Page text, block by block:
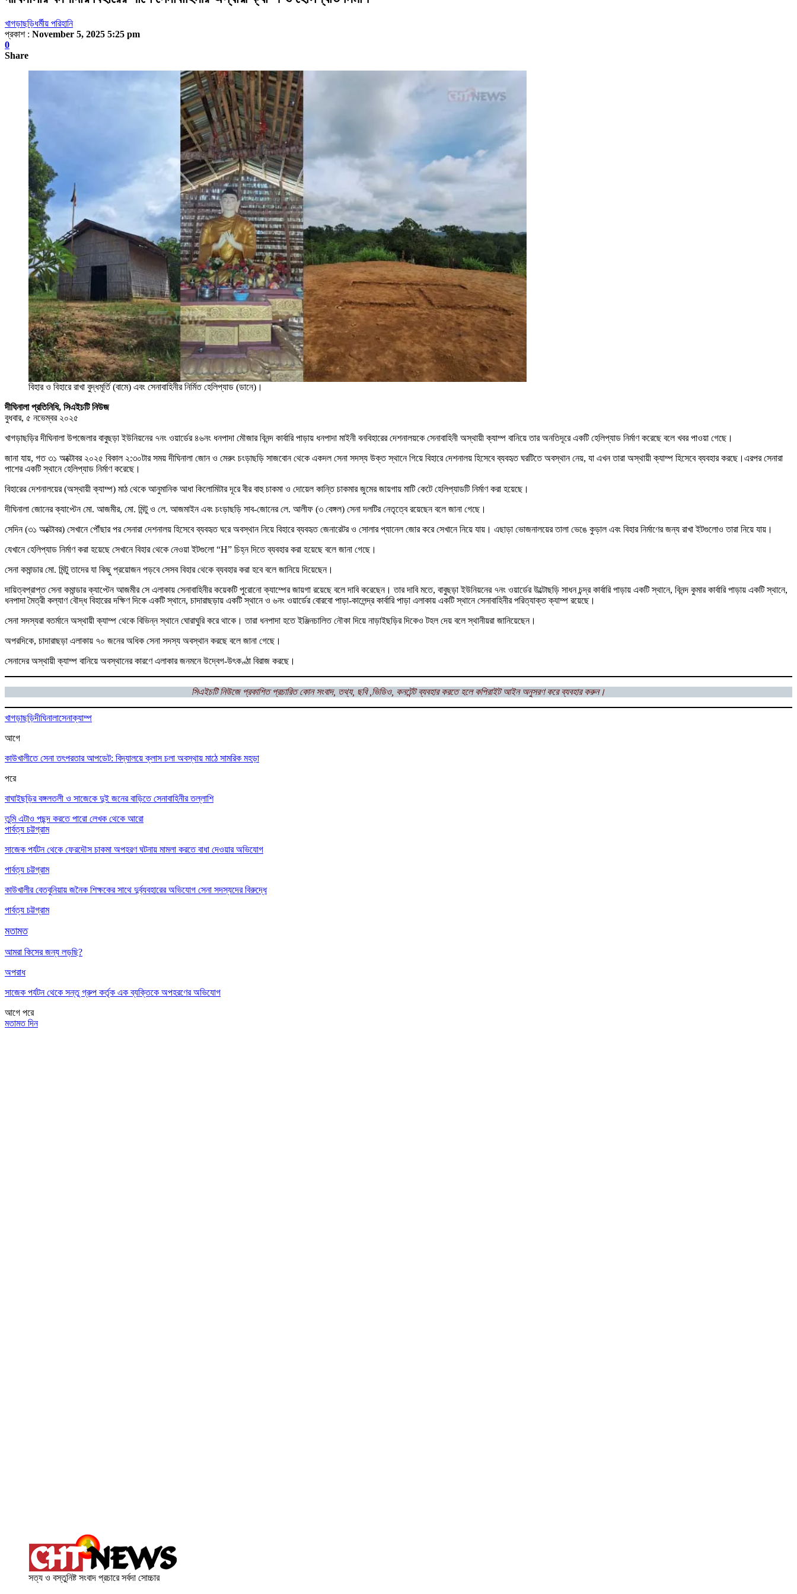
খাগড়াছড়িধর্মীয় পরিহানি
প্রকাশ : November 5, 2025 5:25 pm
0
Share
বিহার ও বিহারে রাখা বুদ্ধমূর্তি (বামে) এবং সেনাবাহিনীর নির্মিত হেলিপ্যাড (ডানে)।
দীঘিনালা প্রতিনিধি, সিএইচটি নিউজ
বুধবার, ৫ নভেম্বর ২০২৫
খাগড়াছড়ির দীঘিনালা উপজেলার বাবুছড়া ইউনিয়নের ৭নং ওয়ার্ডের ৪৬নং ধনপাদা মৌজার বিনন্দ কার্বারি পাড়ায় ধনপাদা মাইনী বনবিহারের দেশনালয়কে সেনাবাহিনী অস্থায়ী ক্যাম্প বানিয়ে তার অনতিদূরে একটি হেলিপ্যাড নির্মাণ করেছে বলে খবর পাওয়া গেছে।
জানা যায়, গত ৩১ অক্টোবর ২০২৫ বিকাল ২:৩০টার সময় দীঘিনালা জোন ও মেরুং চংড়াছড়ি সাজবোন থেকে একদল সেনা সদস্য উক্ত স্থানে গিয়ে বিহারে দেশনালয় হিসেবে ব্যবহৃত ঘরটিতে অবস্থান নেয়, যা এখন তারা অস্থায়ী ক্যাম্প হিসেবে ব্যবহার করছে।এরপর সেনারা
পাশের একটি স্থানে হেলিপ্যাড নির্মাণ করেছে।
বিহারের দেশনালয়ের (অস্থায়ী ক্যাম্প) মাঠ থেকে আনুমানিক আধা কিলোমিটার দূরে বীর বাহু চাকমা ও দোয়েল কান্তি চাকমার জুমের জায়গায় মাটি কেটে হেলিপ্যাডটি নির্মাণ করা হয়েছে।
দীঘিনালা জোনের ক্যাপ্টেন মো. আজমীর, মো. মিন্টু ও লে. আজমাইন এবং চংড়াছড়ি সাব-জোনের লে. আলীফ (৩ বেঙ্গল) সেনা দলটির নেতৃত্বে রয়েছেন বলে জানা গেছে।
সেদিন (৩১ অক্টোবর) সেখানে পৌঁছার পর সেনারা দেশনালয় হিসেবে ব্যবহৃত ঘরে অবস্থান নিয়ে বিহারে ব্যবহৃত জেনারেটর ও সোলার প্যানেল জোর করে সেখানে নিয়ে যায়। এছাড়া ভোজনালয়ের তালা ভেঙে কুড়াল এবং বিহার নির্মাণের জন্য রাখা ইটগুলোও তারা নিয়ে যায়।
যেখানে হেলিপ্যাড নির্মাণ করা হয়েছে সেখানে বিহার থেকে নেওয়া ইটগুলো “H” চিহ্ন দিতে ব্যবহার করা হয়েছে বলে জানা গেছে।
সেনা কমান্ডার মো. মিন্টু তাদের যা কিছু প্রয়োজন পড়বে সেসব বিহার থেকে ব্যবহার করা হবে বলে জানিয়ে দিয়েছেন।
দায়িত্বপ্রাপ্ত সেনা কমান্ডার ক্যাপ্টেন আজমীর সে এলাকায় সেনাবাহিনীর কয়েকটি পুরোনো ক্যাম্পের জায়গা রয়েছে বলে দাবি করেছেন। তার দাবি মতে, বাবুছড়া ইউনিয়নের ৭নং ওয়ার্ডের উল্টোছড়ি সাধন চন্দ্র কার্বারি পাড়ায় একটি স্থানে, বিনন্দ কুমার কার্বারি পাড়ায় একটি স্থানে,
ধনপাদা মৈত্রী কল্যাণ বৌদ্ধ বিহারের দক্ষিণ দিকে একটি স্থানে, চাদারাছড়ায় একটি স্থানে ও ৬নং ওয়ার্ডের বোরবো পাড়া-কালেন্দ্র কার্বারি পাড়া এলাকায় একটি স্থানে সেনাবাহিনীর পরিত্যাক্ত ক্যাম্প রয়েছে।
সেনা সদস্যরা বতর্মানে অস্থায়ী ক্যাম্প থেকে বিভিন্ন স্থানে ঘোরাঘুরি করে থাকে। তারা ধনপাদা হতে ইঞ্জিনচালিত নৌকা দিয়ে নাড়াইছড়ির দিকেও টহল দেয় বলে স্থানীয়রা জানিয়েছেন।
অপরদিকে, চাদারাছড়া এলাকায় ৭০ জনের অধিক সেনা সদস্য অবস্থান করছে বলে জানা গেছে।
সেনাদের অস্থায়ী ক্যাম্প বানিয়ে অবস্থানের কারণে এলাকার জনমনে উদ্বেগ-উৎকণ্ঠা বিরাজ করছে।
সিএইচটি নিউজে প্রকাশিত প্রচারিত কোন সংবাদ, তথ্য, ছবি ,ভিডিও, কনটেন্ট ব্যবহার করতে হলে কপিরাইট আইন অনুসরণ করে ব্যবহার করুন।
খাগড়াছড়িদীঘিনালাসেনাক্যাম্প
আগে
কাউখালীতে সেনা তৎপরতার আপডেট: বিদ্যালয়ে ক্লাস চলা অবস্থায় মাঠে সামরিক মহড়া
পরে
বাঘাইছড়ির বঙ্গলতলী ও সাজেকে দুই জনের বাড়িতে সেনাবাহিনীর তল্লাশি
তুমি এটাও পছন্দ করতে পারো লেখক থেকে আরো
পার্বত্য চট্টগ্রাম
সাজেক পর্যটন থেকে ফেরদৌস চাকমা অপহরণ ঘটনায় মামলা করতে বাধা দেওয়ার অভিযোগ
পার্বত্য চট্টগ্রাম
কাউখালীর বেতবুনিয়ায় জনৈক শিক্ষকের সাথে দুর্ব্যবহারের অভিযোগ সেনা সদস্যদের বিরুদ্ধে
পার্বত্য চট্টগ্রাম
মতামত
আমরা কিসের জন্য লড়ছি?
অপরাধ
সাজেক পর্যটন থেকে সন্তু গ্রুপ কর্তৃক এক ব্যক্তিকে অপহরণের অভিযোগ
আগে পরে
মতামত দিন
সত্য ও বস্তুনিষ্ট সংবাদ প্রচারে সর্বদা সোচ্চার